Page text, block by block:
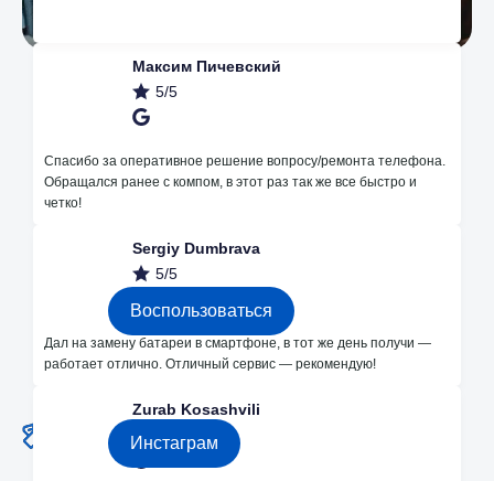
Максим Пичевский
5/5
Спасибо за оперативное решение вопросу/ремонта телефона.
Обращался ранее с компом, в этот раз так же все быстро и
четко!
Sergiy Dumbrava
5/5
Дал на замену батареи в смартфоне, в тот же день получи —
работает отлично. Отличный сервис — рекомендую!
Zurab Kosashvili
5/5
Наши преимущества
Незначительные поломки делаем
бесплатно
Воспользоваться
Каждые месяц розыгрышы на
Инстаграм